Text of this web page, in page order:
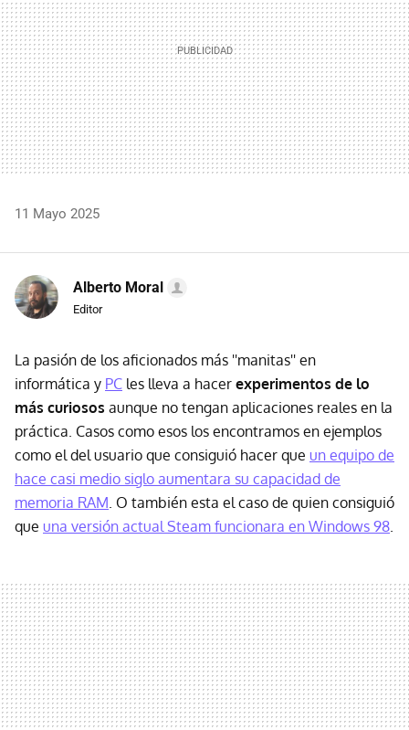
11 Mayo 2025
Alberto Moral
Editor
La pasión de los aficionados más ''manitas'' en
informática y PC les lleva a hacer experimentos de lo
más curiosos aunque no tengan aplicaciones reales en la
práctica. Casos como esos los encontramos en ejemplos
como el del usuario que consiguió hacer que un equipo de
hace casi medio siglo aumentara su capacidad de
memoria RAM. O también esta el caso de quien consiguió
que una versión actual Steam funcionara en Windows 98.